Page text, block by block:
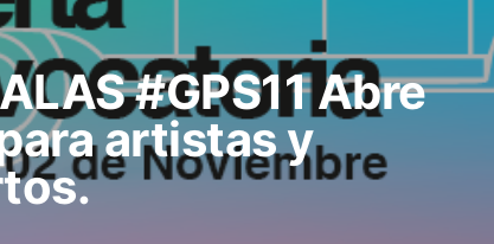
#GPS11 Abre
artistas y